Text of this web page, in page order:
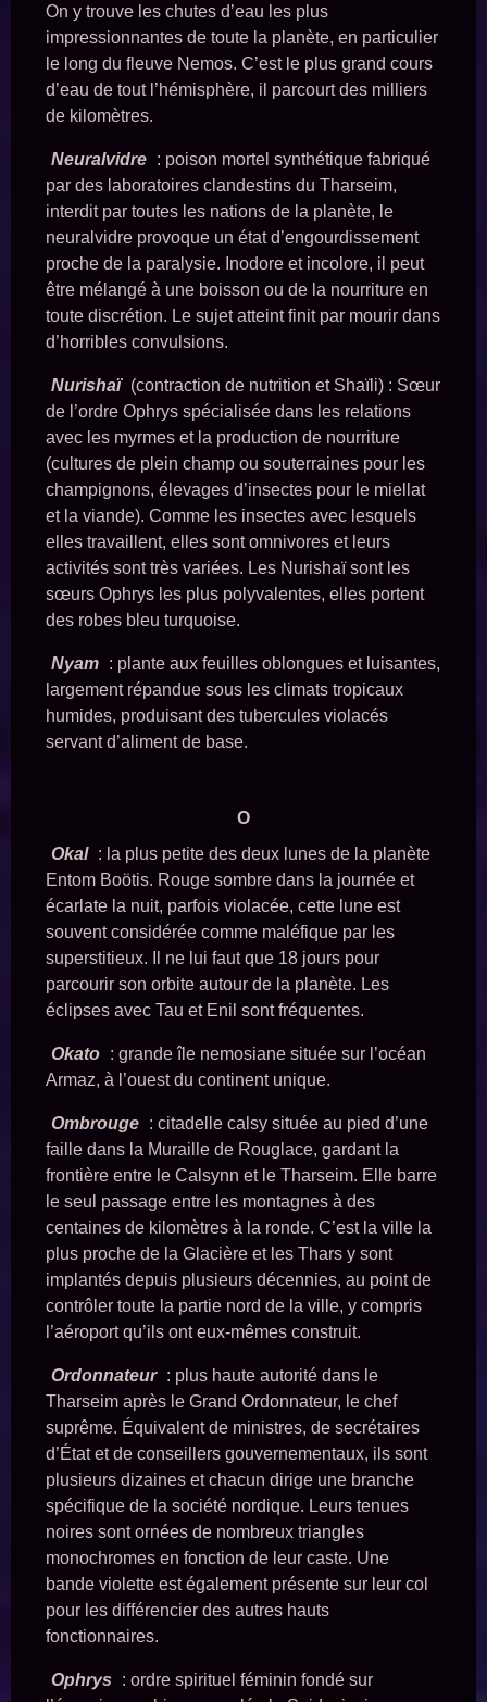
On y trouve les chutes d’eau les plus
impressionnantes de toute la planète, en particulier
le long du fleuve Nemos. C’est le plus grand cours
d’eau de tout l’hémisphère, il parcourt des milliers
de kilomètres.
Neuralvidre
: poison mortel synthétique fabriqué
par des laboratoires clandestins du Tharseim,
interdit par toutes les nations de la planète, le
neuralvidre provoque un état d’engourdissement
proche de la paralysie. Inodore et incolore, il peut
être mélangé à une boisson ou de la nourriture en
toute discrétion. Le sujet atteint finit par mourir dans
d’horribles convulsions.
Nurishaï
(contraction de nutrition et Shaïli) : Sœur
de l’ordre Ophrys spécialisée dans les relations
avec les myrmes et la production de nourriture
(cultures de plein champ ou souterraines pour les
champignons, élevages d’insectes pour le miellat
et la viande). Comme les insectes avec lesquels
elles travaillent, elles sont omnivores et leurs
activités sont très variées. Les Nurishaï sont les
sœurs Ophrys les plus polyvalentes, elles portent
des robes bleu turquoise.
Nyam : plante aux feuilles oblongues et luisantes,
largement répandue sous les climats tropicaux
humides, produisant des tubercules violacés
servant d’aliment de base.
O
Okal
: la plus petite des deux lunes de la planète
Entom Boötis. Rouge sombre dans la journée et
écarlate la nuit, parfois violacée, cette lune est
souvent considérée comme maléfique par les
superstitieux. Il ne lui faut que 18 jours pour
parcourir son orbite autour de la planète. Les
éclipses avec Tau et Enil sont fréquentes.
Okato : grande île nemosiane située sur l’océan
Armaz, à l’ouest du continent unique.
Ombrouge
: citadelle calsy située au pied d’une
faille dans la Muraille de Rouglace, gardant la
frontière entre le Calsynn et le Tharseim. Elle barre
le seul passage entre les montagnes à des
centaines de kilomètres à la ronde. C’est la ville la
plus proche de la Glacière et les Thars y sont
implantés depuis plusieurs décennies, au point de
contrôler toute la partie nord de la ville, y compris
l’aéroport qu’ils ont eux-mêmes construit.
Ordonnateur
: plus haute autorité dans le
Tharseim après le Grand Ordonnateur, le chef
suprême. Équivalent de ministres, de secrétaires
d’État et de conseillers gouvernementaux, ils sont
plusieurs dizaines et chacun dirige une branche
spécifique de la société nordique. Leurs tenues
noires sont ornées de nombreux triangles
monochromes en fonction de leur caste. Une
bande violette est également présente sur leur col
pour les différencier des autres hauts
fonctionnaires.
Ophrys
: ordre spirituel féminin fondé sur